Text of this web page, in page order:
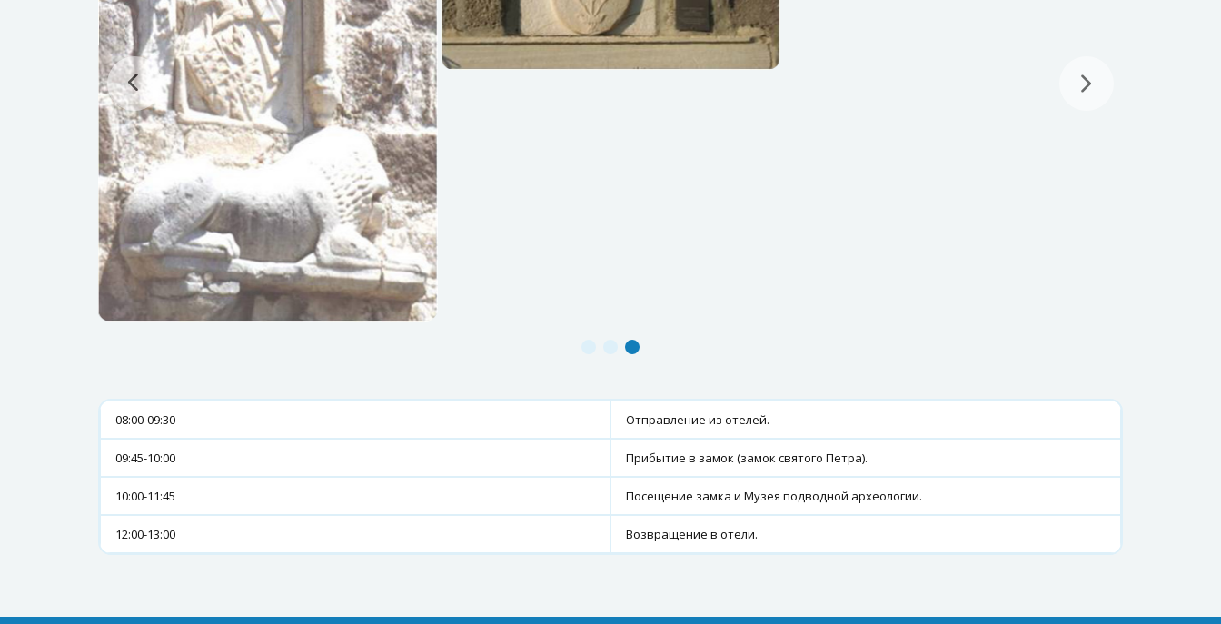
08:00-09:30 Отправление из отелей.
09:45-10:00 Прибытие в замок (замок святого Петра).
10:00-11:45 Посещение замка и Музея подводной археологии.
12:00-13:00 Возвращение в отели.